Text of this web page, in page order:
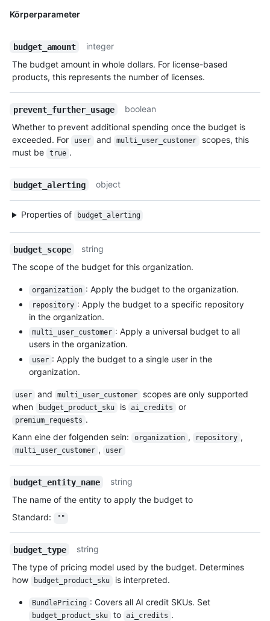
Körperparameter
budget_amount
integer
The budget amount in whole dollars. For license-based
products, this represents the number of licenses.
prevent_further_usage
boolean
Whether to prevent additional spending once the budget is
exceeded. For
user and multi_user_customer
scopes, this
must be
true .
budget_alerting object
Properties of budget_alerting
budget_scope
string
The scope of the budget for this organization.
organization : Apply the budget to the organization.
repository : Apply the budget to a specific repository
in the organization.
multi_user_customer : Apply a universal budget to all
users in the organization.
user : Apply the budget to a single user in the
organization.
user and multi_user_customer
scopes are only supported
when
budget_product_sku is ai_credits or
premium_requests .
Kann eine der folgenden sein: organization , repository ,
multi_user_customer , user
budget_entity_name
string
The name of the entity to apply the budget to
Standard: ""
budget_type
string
The type of pricing model used by the budget. Determines
how
budget_product_sku is interpreted.
BundlePricing : Covers all AI credit SKUs. Set
budget_product_sku to ai_credits .